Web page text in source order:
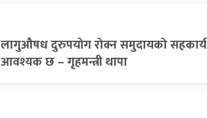
लागुऔषध दुरुपयोग रोक्न समुदायको सहकार्य
आवश्यक छ – गृहमन्त्री थापा